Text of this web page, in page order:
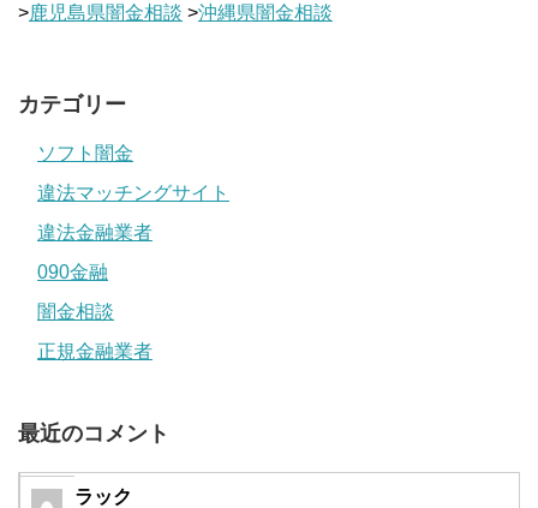
>鹿児島県闇金相談 >沖縄県闇金相談
カテゴリー
ソフト闇金
違法マッチングサイト
違法金融業者
090金融
闇金相談
正規金融業者
最近のコメント
ラック